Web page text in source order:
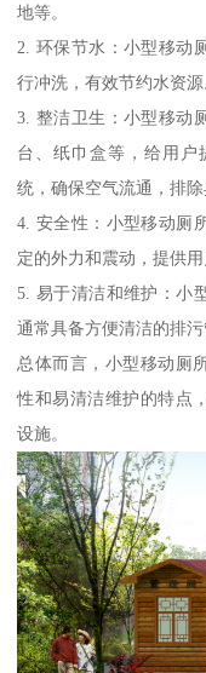
地等。
2. 环保节水：小型移动
行冲洗，有效节约水资
3. 整洁卫生：小型移动
台、纸巾盒等，给用
统，确保空气流通，排除
4. 安全性：小型移动厕
定的外力和震动，提供
5. 易于清洁和维护：小
通常具备方便清洁的排
总体而言，小型移动厕
性和易清洁维护的特点
设施。